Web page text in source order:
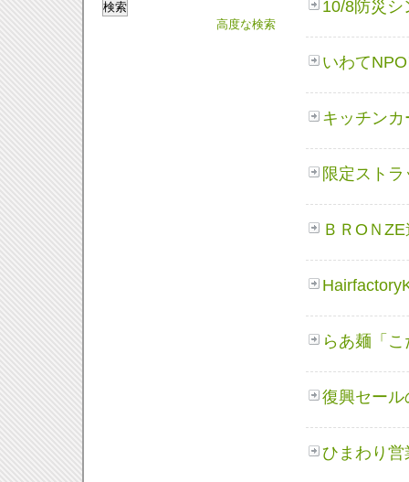
10/8防災シ
いわて
キッチン
限定スト
ＢＲOＮ
らあ麺「
復興セー
ひまわり
高度な検索